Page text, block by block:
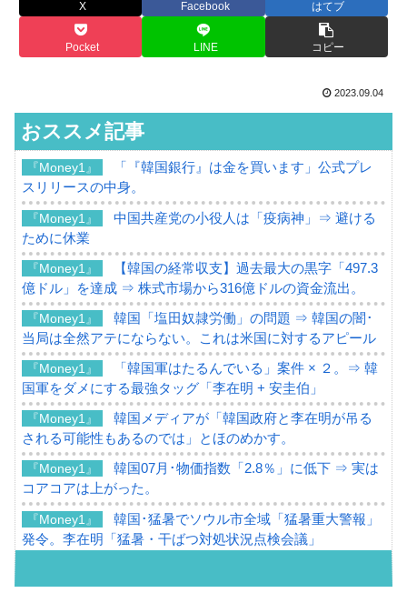
X Facebook はてブ
Pocket LINE コピー
2023.09.04
おススメ記事
『Money1』
「『韓国銀行』は金を買います」公式プレ
スリリースの中身。
『Money1』
中国共産党の小役人は「疫病神」⇒ 避ける
ために休業
『Money1』
【韓国の経常収支】過去最大の黒字「497.3
億ドル」を達成 ⇒ 株式市場から316億ドルの資金流出。
『Money1』
韓国「塩田奴隷労働」の問題 ⇒ 韓国の闇･
当局は全然アテにならない。これは米国に対するアピール
『Money1』
「韓国軍はたるんでいる」案件 × ２。⇒ 韓
国軍をダメにする最強タッグ「李在明 + 安圭伯」
『Money1』
韓国メディアが「韓国政府と李在明が吊る
される可能性もあるのでは」とほのめかす。
『Money1』
韓国07月･物価指数「2.8％」に低下 ⇒ 実は
コアコアは上がった。
『Money1』
韓国･猛暑でソウル市全域「猛暑重大警報」
発令。李在明「猛暑・干ばつ対処状況点検会議」
07月販売台数は去年のほぼ半分「71台」しか売れなかっ